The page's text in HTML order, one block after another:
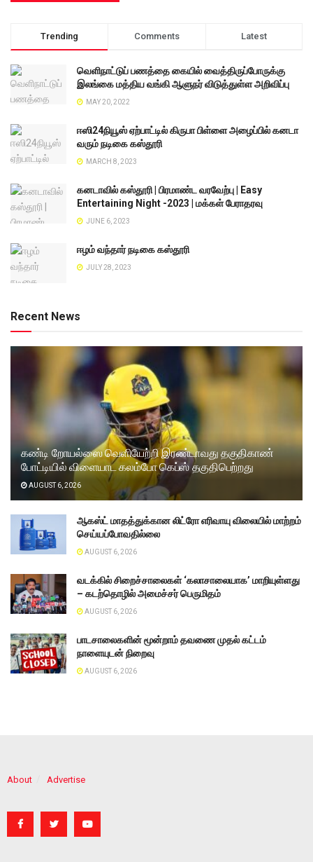
Trending Comments Latest
வெளிநாட்டுப் பணத்தை கையில் வைத்திருப்போருக்கு
இலங்கை மத்திய வங்கி ஆளுநர் விடுத்துள்ள அறிவிப்பு
MAY 20, 2022
ஈஸி24நியூஸ் ஏற்பாட்டில் கிருபா பிள்ளை அழைப்பில் கனடா
வரும் நடிகை கஸ்தூரி
MARCH 8, 2023
கனடாவில் கஸ்தூரி | பிரமாண்ட வரவேற்பு | Easy
Entertaining Night -2023 | மக்கள் பேராதரவு
JUNE 6, 2023
ஈழம் வந்தார் நடிகை கஸ்தூரி
JULY 28, 2023
Recent News
கண்டி றோயல்ஸை வெளியேற்றி இரண்டாவது தகுதிகாண்
போட்டியில் விளையாட கலம்போ கெப்ஸ் தகுதிபெற்றது
AUGUST 6, 2026
ஆகஸ்ட் மாதத்துக்கான லிட்ரோ எரிவாயு விலையில் மாற்றம்
செய்யப்போவதில்லை
AUGUST 6, 2026
வடக்கில் சிறைச்சாலைகள் ‘கலாசாலையாக’ மாறியுள்ளது
– கடற்தொழில் அமைச்சர் பெருமிதம்
AUGUST 6, 2026
பாடசாலைகளின் மூன்றாம் தவணை முதல் கட்டம்
நாளையுடன் நிறைவு
AUGUST 6, 2026
About Advertise